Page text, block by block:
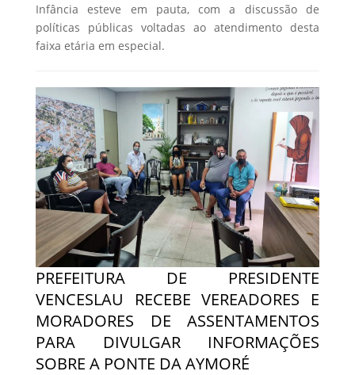
Infância esteve em pauta, com a discussão de
políticas públicas voltadas ao atendimento desta
faixa etária em especial.
PREFEITURA DE PRESIDENTE
VENCESLAU RECEBE VEREADORES E
MORADORES DE ASSENTAMENTOS
PARA DIVULGAR INFORMAÇÕES
SOBRE A PONTE DA AYMORÉ